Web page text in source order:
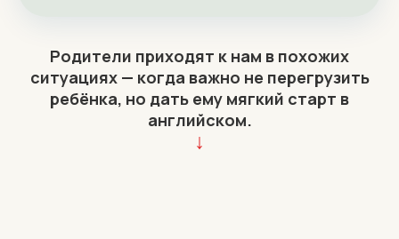
Родители приходят к нам в похожих
ситуациях — когда важно не перегрузить
ребёнка, но дать ему мягкий старт в
английском.
↓